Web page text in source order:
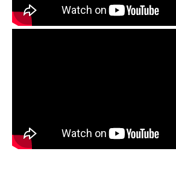
清洗水管 水管清洗